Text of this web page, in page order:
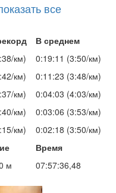
все
В среднем
км)
0:19:11 (3:50/км)
км)
0:11:23 (3:48/км)
км)
0:04:03 (4:03/км)
км)
0:03:06 (3:53/км)
км)
0:02:18 (3:50/км)
Время
м 07:57:36,48